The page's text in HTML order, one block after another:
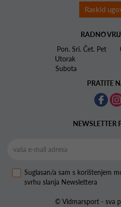
Raskid
RADNO
Pon. Sri. Čet. Pet
Utorak
Subota
PRATITE
NEWSLETTER
Suglasan/a sam s korištenjem
svrhu slanja Newslettera
© Vidmarsport - sva